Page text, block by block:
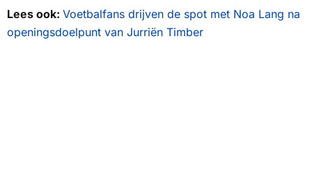
Lees ook: Voetbalfans drijven de spot met Noa Lang na
openingsdoelpunt van Jurriën Timber